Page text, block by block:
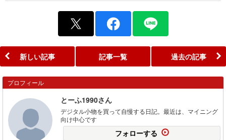
新しい記事 記事一覧 過去の記事
プロフィール
とーふ1990さん
デジタル小物を買って自慢する日記。最近は、マイニング
向け中心です
フォローする